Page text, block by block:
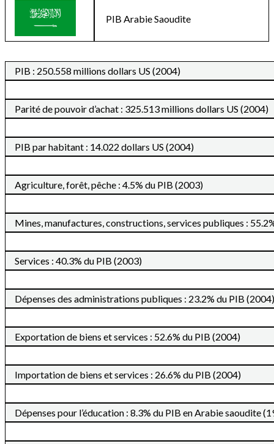
PIB Arabie Saoudite
PIB : 250.558 millions dollars US (2004)
Parité de pouvoir d’achat : 325.513 millions dollars US (2004)
PIB par habitant : 14.022 dollars US (2004)
Agriculture, forêt, pêche : 4.5% du PIB (2003)
Mines, manufactures, constructions, services publiques :
Services : 40.3% du PIB (2003)
Dépenses des administrations publiques : 23.2% du PIB (2004)
Exportation de biens et services : 52.6% du PIB (2004)
Importation de biens et services : 26.6% du PIB (2004)
Dépenses pour l’éducation : 8.3% du PIB en Arabie saoudite